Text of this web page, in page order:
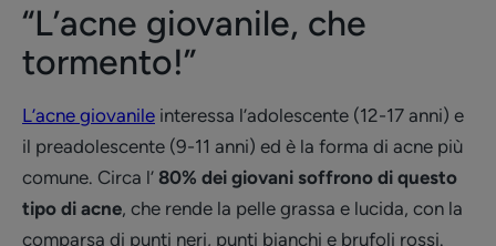
“L’acne giovanile, che
tormento!”
L’acne giovanile interessa l’adolescente (12-17 anni) e
il preadolescente (9-11 anni) ed è la forma di acne più
comune. Circa l’ 80% dei giovani soffrono di questo
tipo di acne, che rende la pelle grassa e lucida, con la
comparsa di punti neri, punti bianchi e brufoli rossi.